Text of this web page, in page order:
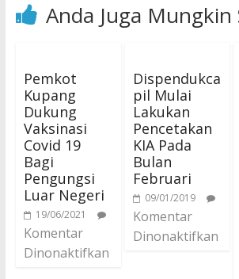
Anda Juga Mungkin
Pemkot
Kupang
Dukung
Vaksinasi
Covid 19
Bagi
Pengungsi
Luar Negeri
19/06/2021
Komentar
Dinonaktifkan
Dispendukca
pil Mulai
Lakukan
Pencetakan
KIA Pada
Bulan
Februari
09/01/2019
Komentar
Dinonaktifkan